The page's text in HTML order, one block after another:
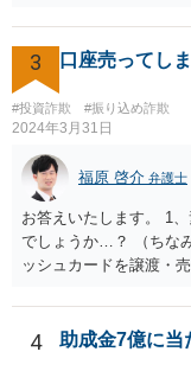
ることは、損失の拡大
今からでも遅くありま
強く推奨いたします。
問題があります。 ＞二
ですか？ 日弁連とい
談するとよいでしょう
４５条 受任者は、委任
処理の状況を報告し、
果を報告しなければなら
3 口座売ってし
#投資詐欺 #振り込め詐欺
2024年3月31日
福原 啓介 弁護士
お答えいたします。 1
でしょうか…？ （ちな
ッシュカードを譲渡・
で、本当に銀行口座を
た又は認識しうる状況
4 助成金7億に当